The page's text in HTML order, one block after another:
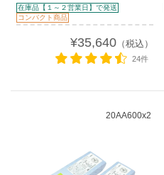
在庫品【１～２営業日】で発送
コンパクト商品
¥35,640（税込）
24件
20AA600x2